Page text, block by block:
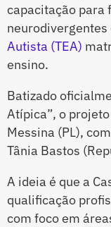
capacitação para
neurodivergentes
Autista (TEA)
ensino.
Batizado
Atípica”, o
Messina (PL),
Tânia Bastos
A ideia é que a
qualificação
com foco em